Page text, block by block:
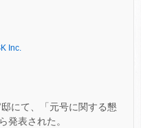
Inc.
にて、「元号に関する懇
発表された。